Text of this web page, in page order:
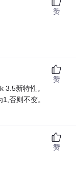
赞
3.5新特性。
否则不变。
赞
赞